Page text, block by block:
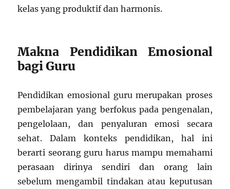
kelas yang produktif dan harmonis.
Makna Pendidikan Emosional
bagi Guru
Pendidikan emosional guru merupakan proses
pembelajaran yang berfokus pada pengenalan,
pengelolaan, dan penyaluran emosi secara
sehat. Dalam konteks pendidikan, hal ini
berarti seorang guru harus mampu memahami
perasaan dirinya sendiri dan orang lain
sebelum mengambil tindakan atau keputusan